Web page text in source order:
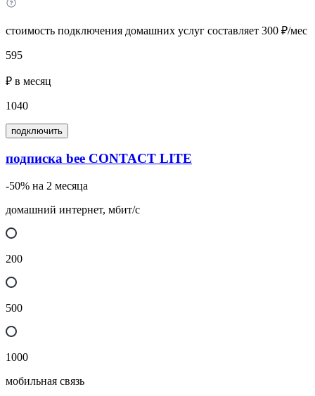
стоимость подключения домашних услуг составляет 300 ₽/мес
595
₽ в месяц
1040
подключить
подписка bee CONTACT LITE
-50% на 2 месяца
домашний интернет, мбит/с
200
500
1000
мобильная связь